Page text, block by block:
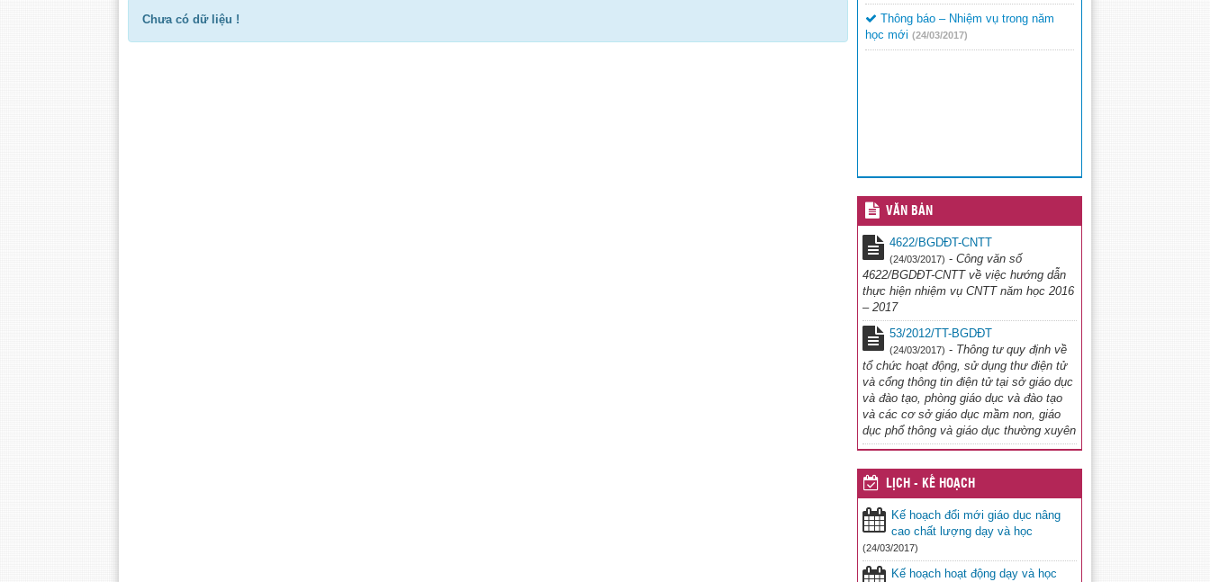
Chưa có dữ liệu !
Thông báo – Nhiệm vụ trong năm
học mới (24/03/2017)
VĂN BẢN
4622/BGDĐT-CNTT
(24/03/2017) - Công văn số
4622/BGDĐT-CNTT về việc hướng dẫn
thực hiện nhiệm vụ CNTT năm học 2016
– 2017
53/2012/TT-BGDĐT
(24/03/2017) - Thông tư quy định về
tổ chức hoạt động, sử dụng thư điện tử
và cổng thông tin điện tử tại sở giáo dục
và đào tạo, phòng giáo dục và đào tạo
và các cơ sở giáo dục mầm non, giáo
dục phổ thông và giáo dục thường xuyên
LỊCH - KẾ HOẠCH
Kế hoạch đổi mới giáo dục nâng
cao chất lượng dạy và học
(24/03/2017)
Kế hoạch hoạt động dạy và học